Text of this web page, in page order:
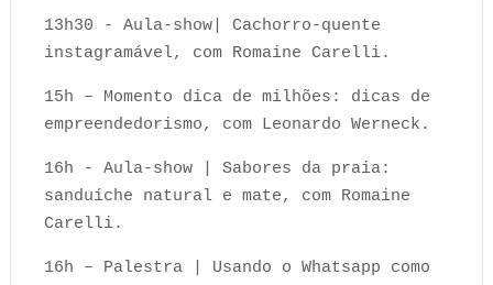
13h30 - Aula-show| Cachorro-quente
instagramável, com Romaine Carelli.
15h – Momento dica de milhões: dicas de
empreendedorismo, com Leonardo Werneck.
16h - Aula-show | Sabores da praia:
sanduíche natural e mate, com Romaine
Carelli.
16h – Palestra | Usando o Whatsapp como